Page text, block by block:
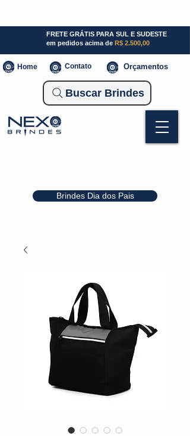
Brindes Dia dos Pais
FRETE GRÁTIS PARA SUL E SUDESTE
em pedidos acima de R$ 2.500,00
Home Contato Orçamentos
Buscar Brindes